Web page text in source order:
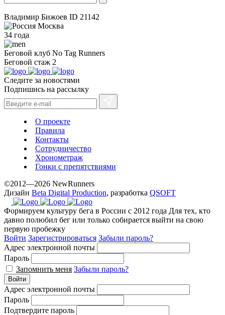
Владимир Бижоев ID 21142
Москва
34 года
Беговой клуб No Tag Runners
Беговой стаж 2
Следите за новостями
Подпишись на рассылку
О проекте
Правила
Контакты
Сотрудничество
Хронометраж
Гонки с препятствиями
©2012—2026 NewRunners
Дизайн Beta Digital Production, разработка QSOFT
Формируем культуру бега в России с 2012 года Для тех, кто
давно полюбил бег или только собирается выйти на свою
первую пробежку
Войти Зарегистрироваться Забыли пароль?
Адрес электронной почты
Пароль
Запомнить меня Забыли пароль?
Войти
Адрес электронной почты
Пароль
Подтвердите пароль